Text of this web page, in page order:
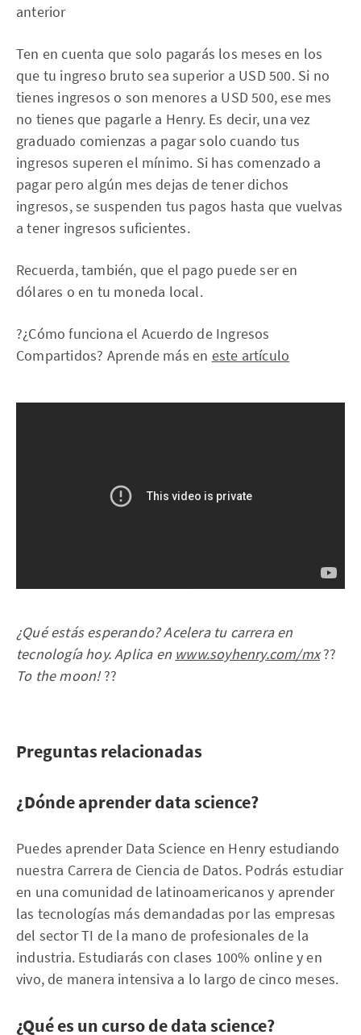
anterior
Ten en cuenta que solo pagarás los meses en los
que tu ingreso bruto sea superior a USD 500. Si no
tienes ingresos o son menores a USD 500, ese mes
no tienes que pagarle a Henry. Es decir, una vez
graduado comienzas a pagar solo cuando tus
ingresos superen el mínimo. Si has comenzado a
pagar pero algún mes dejas de tener dichos
ingresos, se suspenden tus pagos hasta que vuelvas
a tener ingresos suficientes.
Recuerda, también, que el pago puede ser en
dólares o en tu moneda local.
?¿Cómo funciona el Acuerdo de Ingresos
Compartidos? Aprende más en este artículo
¿Qué estás esperando? Acelera tu carrera en
tecnología hoy. Aplica en www.soyhenry.com/mx ??
To the moon! ??
Preguntas relacionadas
¿Dónde aprender data science?
Puedes aprender Data Science en Henry estudiando
nuestra Carrera de Ciencia de Datos. Podrás estudiar
en una comunidad de latinoamericanos y aprender
las tecnologías más demandadas por las empresas
del sector TI de la mano de profesionales de la
industria. Estudiarás con clases 100% online y en
vivo, de manera intensiva a lo largo de cinco meses.
¿Qué es un curso de data science?